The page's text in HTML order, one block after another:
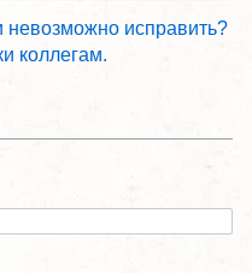
исправить?
коллегам.